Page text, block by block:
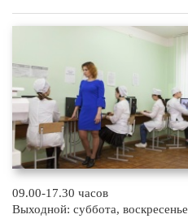
09.00-17.30 часов
Выходной: суббота, воскресенье